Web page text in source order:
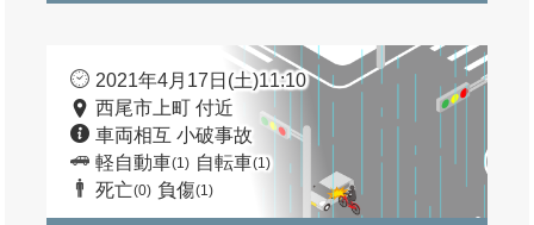
2021年4月17日(土)11:10
西尾市上町 付近
車両相互 小破事故
軽自動車(1) 自転車(1)
死亡(0) 負傷(1)